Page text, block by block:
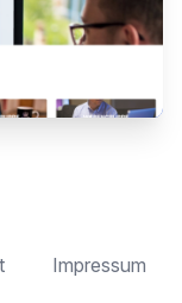
Impressum